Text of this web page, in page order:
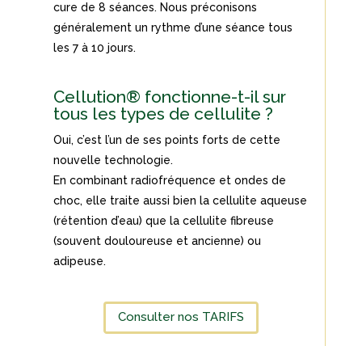
cure de 8 séances. Nous préconisons
généralement un rythme d’une séance tous
les 7 à 10 jours.
Cellution® fonctionne-t-il sur
tous les types de cellulite ?
Oui, c’est l’un de ses points forts de cette
nouvelle technologie.
En combinant radiofréquence et ondes de
choc, elle traite aussi bien la cellulite aqueuse
(rétention d’eau) que la cellulite fibreuse
(souvent douloureuse et ancienne) ou
adipeuse.
Consulter nos TARIFS